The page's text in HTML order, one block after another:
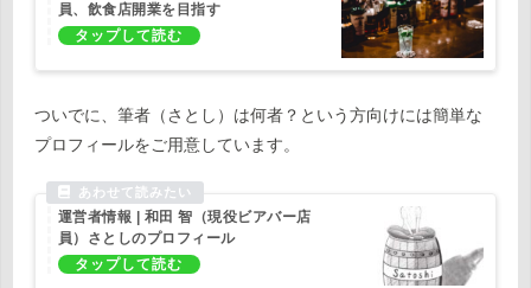
員、飲食店開業を目指す
ついでに、筆者（さとし）は何者？という方向けには簡単な
プロフィールをご用意しています。
運営者情報 | 和田 智（現役ビアバー店
員）さとしのプロフィール